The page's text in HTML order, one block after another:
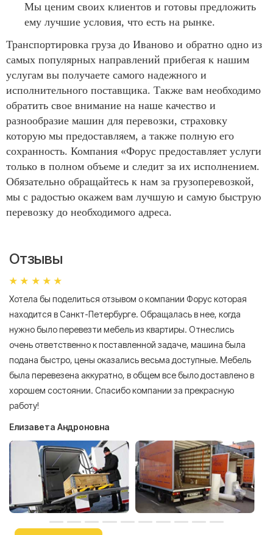
Мы ценим своих клиентов и готовы предложить
ему лучшие условия, что есть на рынке.
Транспортировка груза до Иваново и обратно одно из
самых популярных направлений прибегая к нашим
услугам вы получаете самого надежного и
исполнительного поставщика. Также вам необходимо
обратить свое внимание на наше качество и
разнообразие машин для перевозки, страховку
которую мы предоставляем, а также полную его
сохранность. Компания «Форус предоставляет услуги
только в полном объеме и следит за их исполнением.
Обязательно обращайтесь к нам за грузоперевозкой,
мы с радостью окажем вам лучшую и самую быструю
перевозку до необходимого адреса.
Отзывы
Хотела бы поделиться отзывом о компании Форус которая
находится в Санкт-Петербурге. Обращалась в нее, когда
нужно было перевезти мебель из квартиры. Отнеслись
очень ответственно к поставленной задаче, машина была
подана быстро, цены оказались весьма доступные. Мебель
была перевезена аккуратно, в общем все было доставлено в
хорошем состоянии. Спасибо компании за прекрасную
работу!
Елизавета Андроновна